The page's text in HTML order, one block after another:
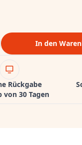
In den
Rückgabe
von 30 Tagen